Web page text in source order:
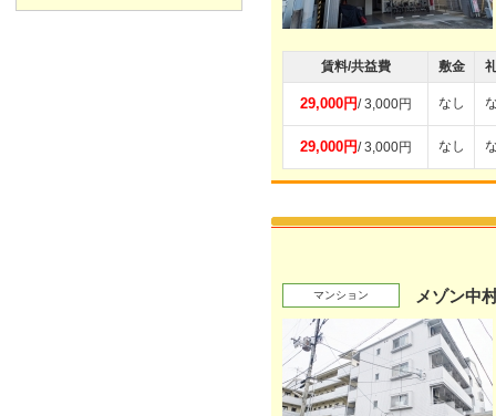
賃料/共益費 敷金
29,000円/ 3,000円 なし
29,000円/ 3,000円 なし
マンション メゾン中